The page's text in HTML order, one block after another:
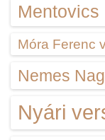
Mentovics
Móra Ferenc
Nemes
Nyári